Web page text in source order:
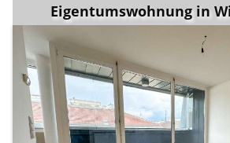
Eigentumswohnung in